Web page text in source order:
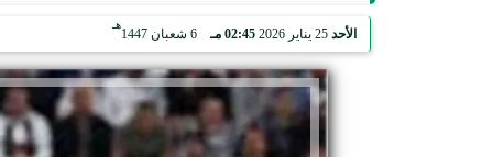
الأحد 25 يناير 2026 02:45 مـ 6 شعبان 1447
هـ